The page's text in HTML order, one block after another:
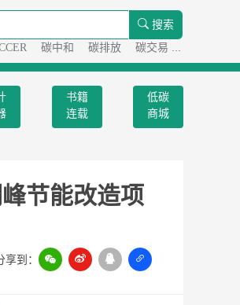
搜索
碳中和 碳排放 碳交易
书籍
连载
低碳
商城
节能改造项
享到：